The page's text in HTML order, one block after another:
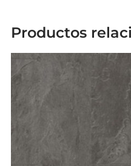
Productos